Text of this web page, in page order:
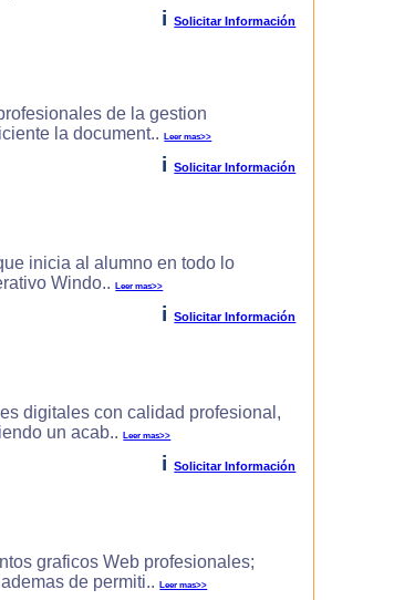
i Solicitar Información
de la gestion
la document..Leer mas>>
i Solicitar Información
inicia al alumno en todo lo
Windo..Leer mas>>
i Solicitar Información
digitales con calidad profesional,
un acab..Leer mas>>
i Solicitar Información
graficos Web profesionales;
de permiti..Leer mas>>